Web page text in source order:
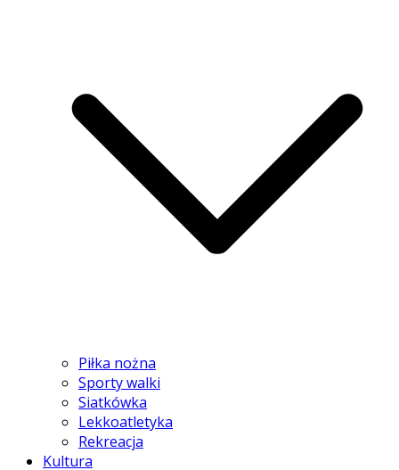
Piłka nożna
Sporty walki
Siatkówka
Lekkoatletyka
Rekreacja
Kultura